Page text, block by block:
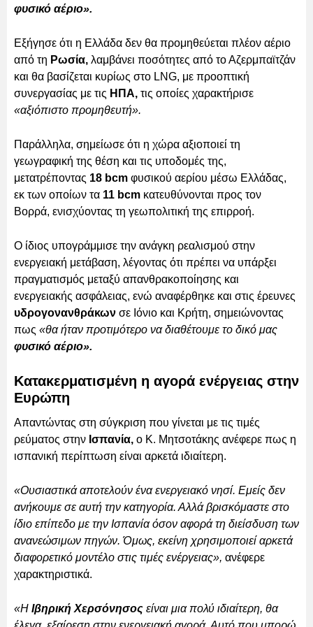
φυσικό αέριο».
Εξήγησε ότι η Ελλάδα δεν θα προμηθεύεται πλέον αέριο
από τη Ρωσία, λαμβάνει ποσότητες από το Αζερμπαϊτζάν
και θα βασίζεται κυρίως στο LNG, με προοπτική
συνεργασίας με τις ΗΠΑ, τις οποίες χαρακτήρισε
«αξιόπιστο προμηθευτή».
Παράλληλα, σημείωσε ότι η χώρα αξιοποιεί τη
γεωγραφική της θέση και τις υποδομές της,
μετατρέποντας 18 bcm φυσικού αερίου μέσω Ελλάδας,
εκ των οποίων τα 11 bcm κατευθύνονται προς τον
Βορρά, ενισχύοντας τη γεωπολιτική της επιρροή.
Ο ίδιος υπογράμμισε την ανάγκη ρεαλισμού στην
ενεργειακή μετάβαση, λέγοντας ότι πρέπει να υπάρξει
πραγματισμός μεταξύ απανθρακοποίησης και
ενεργειακής ασφάλειας, ενώ αναφέρθηκε και στις έρευνες
υδρογονανθράκων σε Ιόνιο και Κρήτη, σημειώνοντας
πως «θα ήταν προτιμότερo να διαθέτουμε το δικό μας
φυσικό αέριο».
Κατακερματισμένη η αγορά ενέργειας στην
Ευρώπη
Απαντώντας στη σύγκριση που γίνεται με τις τιμές
ρεύματος στην Ισπανία, ο Κ. Μητσοτάκης ανέφερε πως η
ισπανική περίπτωση είναι αρκετά ιδιαίτερη.
«Ουσιαστικά αποτελούν ένα ενεργειακό νησί. Εμείς δεν
ανήκουμε σε αυτή την κατηγορία. Αλλά βρισκόμαστε στο
ίδιο επίπεδο με την Ισπανία όσον αφορά τη διείσδυση των
ανανεώσιμων πηγών. Όμως, εκείνη χρησιμοποιεί αρκετά
διαφορετικό μοντέλο στις τιμές ενέργειας», ανέφερε
χαρακτηριστικά.
«Η Ιβηρική Χερσόνησος είναι μια πολύ ιδιαίτερη, θα